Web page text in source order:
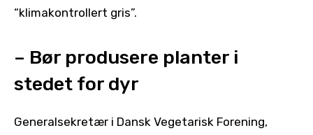
“klimakontrollert gris”.
– Bør produsere planter i
stedet for dyr
Generalsekretær i Dansk Vegetarisk Forening,